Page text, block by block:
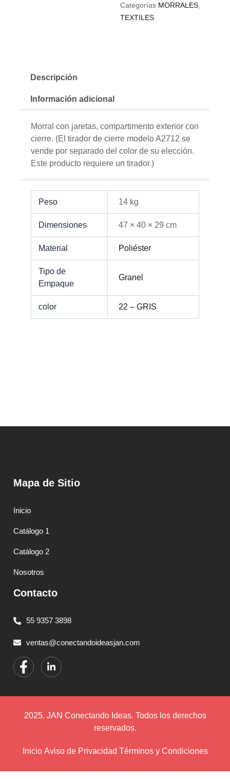
Categorías MORRALES
TEXTILES
Descripción
Información adicional
Morral con jaretas, compartimento exterior con
cierre. (El tirador de cierre modelo A2712 se
vende por separado del color de su elección.
Este producto requiere un tirador.)
Peso 14 kg
Dimensiones 47 × 40 × 29 cm
Material Poliéster
Tipo de
Empaque
Granel
color 22 – GRIS
Mapa de Sitio
Inicio
Catálogo 1
Catálogo 2
Nosotros
Contacto
55 9357 3898
ventas@conectandoideasjan.com
2025. JAN Conectando Ideas. Todos los derechos
reservados.
Inicio Aviso de Privacidad Términos y Condiciones